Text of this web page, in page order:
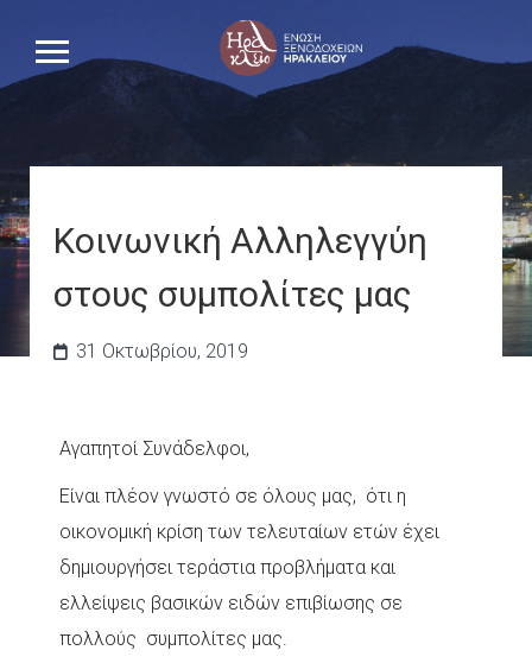
Κοινωνική Αλληλεγγύη
στους συμπολίτες μας
31 Οκτωβρίου, 2019
Αγαπητοί Συνάδελφοι,
Είναι πλέον γνωστό σε όλους μας, ότι η
οικονομική κρίση των τελευταίων ετών έχει
δημιουργήσει τεράστια προβλήματα και
ελλείψεις βασικών ειδών επιβίωσης σε
πολλούς συμπολίτες μας.